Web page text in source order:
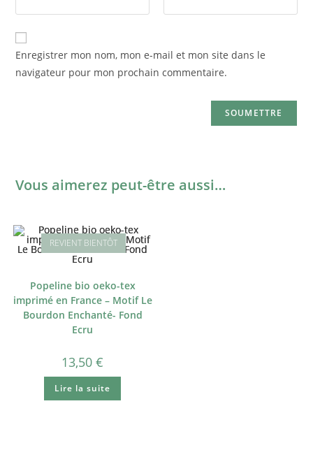
Enregistrer mon nom, mon e-mail et mon site dans le
navigateur pour mon prochain commentaire.
Vous aimerez peut-être aussi…
Popeline bio oeko-tex
imprimé en France – Motif Le
Bourdon Enchanté- Fond
Ecru
13,50€
Lire la suite